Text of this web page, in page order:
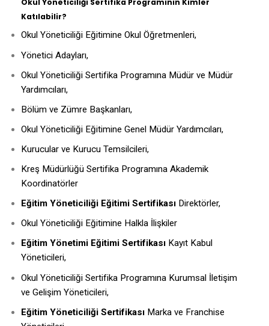
Katılabilir?
Okul Yöneticiliği Eğitimine Okul Öğretmenleri,
Yönetici Adayları,
Okul Yöneticiliği Sertifika Programına Müdür ve Müdür
Yardımcıları,
Bölüm ve Zümre Başkanları,
Okul Yöneticiliği Eğitimine Genel Müdür Yardımcıları,
Kurucular ve Kurucu Temsilcileri,
Kreş Müdürlüğü Sertifika Programına Akademik
Koordinatörler
Eğitim Yöneticiliği Eğitimi Sertifikası Direktörler,
Okul Yöneticiliği Eğitimine Halkla İlişkiler
Eğitim Yönetimi Eğitimi Sertifikası Kayıt Kabul
Yöneticileri,
Okul Yöneticiliği Sertifika Programına Kurumsal İletişim
ve Gelişim Yöneticileri,
Eğitim Yöneticiliği Sertifikası Marka ve Franchise